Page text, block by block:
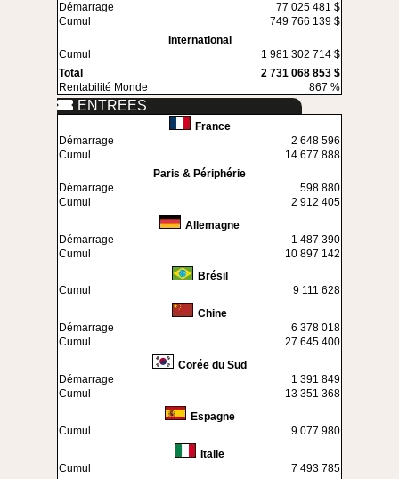
Démarrage
77 025 481 $
Cumul
749 766 139 $
International
Cumul
1 981 302 714 $
Total
2 731 068 853 $
Rentabilité Monde
867 %
ENTREES
France
Démarrage
2 648 596
Cumul
14 677 888
Paris & Périphérie
Démarrage
598 880
Cumul
2 912 405
Allemagne
Démarrage
1 487 390
Cumul
10 897 142
Brésil
Cumul
9 111 628
Chine
Démarrage
6 378 018
Cumul
27 645 400
Corée du Sud
Démarrage
1 391 849
Cumul
13 351 368
Espagne
Cumul
9 077 980
Italie
Cumul
7 493 785